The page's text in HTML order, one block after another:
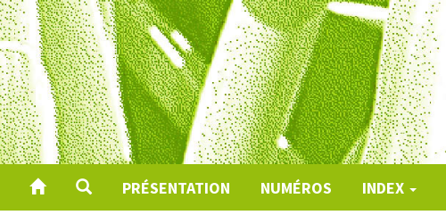
PRÉSENTATION NUMÉROS INDEX